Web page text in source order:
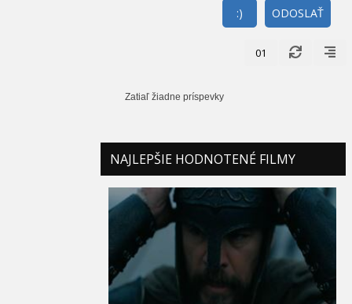
ODOSLAŤ
:)
01
Zatiaľ žiadne príspevky
NAJLEPŠIE HODNOTENÉ FILMY